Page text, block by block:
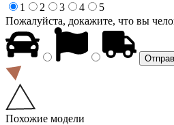
1
2 3 4
5
Пожалуйста, докажите, что вы
Похожие модели